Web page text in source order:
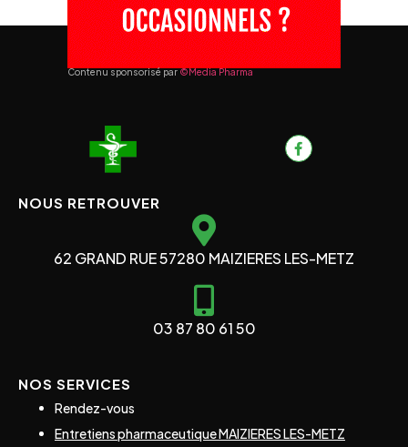
Contenu sponsorisé par ©Media Pharma
NOUS RETROUVER
62 GRAND RUE 57280 MAIZIERES LES-METZ
03 87 80 61 50
NOS SERVICES
Rendez-vous
Entretiens pharmaceutique MAIZIERES LES-METZ